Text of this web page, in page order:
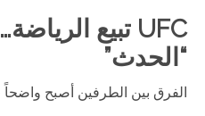
“الحدث”
الفرق بين الطرفين أصبح واضحاً